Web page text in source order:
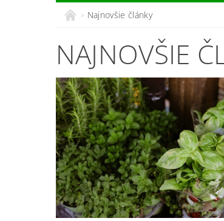
Najnovšie články
NAJNOVŠIE